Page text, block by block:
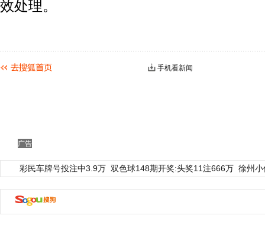
效处理。
手机看新闻
广告
彩民车牌号投注中3.9万 双色球148期开奖:头奖11注666万 徐州